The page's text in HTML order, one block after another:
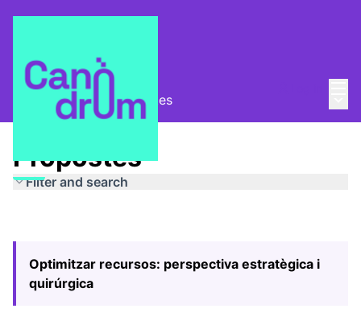
Pla Estratègic Propostes
Propostes
Filter and search
Optimitzar recursos: perspectiva estratègica i
quirúrgica